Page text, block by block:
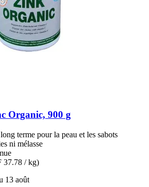
Organic, 900 g
terme pour la peau et les sabots
ni mélasse
37.78 / kg)
13 août